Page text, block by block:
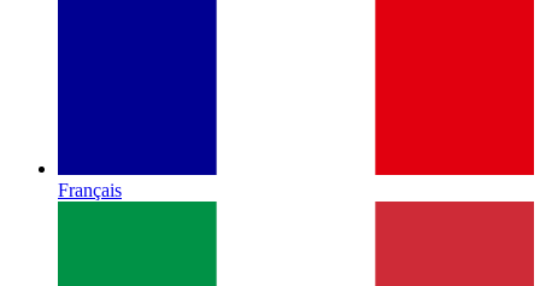
Français